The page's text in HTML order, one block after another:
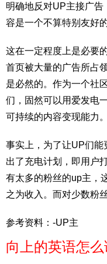
明确地反对UP主接广
容是一个不算特别友好的
这在一定程度上是必要
首页被大量的广告所占
是必然的。作为一个社
们，固然可以用爱发电
可持续的内容变现能力。
事实上，为了让UP们
出了充电计划，即用户
有太多的粉丝的up主，
之为收入。而对少数粉
参考资料：-UP主
向上的英语怎